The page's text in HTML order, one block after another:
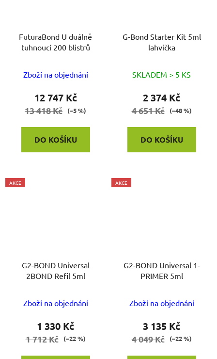
FuturaBond U duálně
tuhnoucí 200 blistrů
Zboží na objednání
12 747 Kč
13 418 Kč (–5 %)
DO KOŠÍKU
G-Bond Starter Kit 5ml
lahvička
SKLADEM > 5 KS
2 374 Kč
4 651 Kč (–48 %)
DO KOŠÍKU
AKCE
G2-BOND Universal
2BOND Refil 5ml
Zboží na objednání
1 330 Kč
1 712 Kč (–22 %)
AKCE
G2-BOND Universal 1-
PRIMER 5ml
Zboží na objednání
3 135 Kč
4 049 Kč (–22 %)